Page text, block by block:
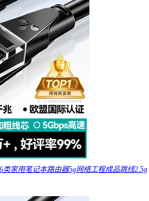
家用笔记本路由器5g网络工程成品跳线2.5g